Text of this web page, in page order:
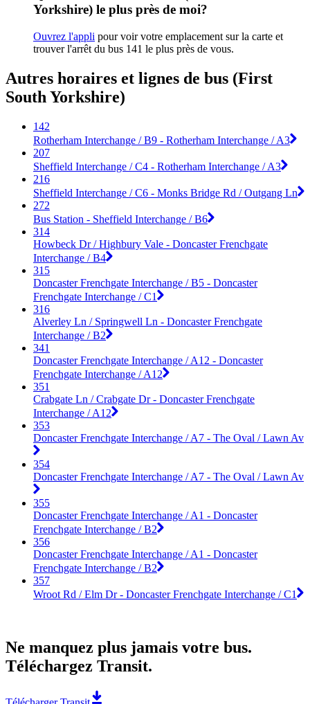
Yorkshire) le plus près de moi?
Ouvrez l'appli pour voir votre emplacement sur la carte et
trouver l'arrêt du bus 141 le plus près de vous.
Autres horaires et lignes de bus (First
South Yorkshire)
142
Rotherham Interchange / B9 - Rotherham Interchange / A3
207
Sheffield Interchange / C4 - Rotherham Interchange / A3
216
Sheffield Interchange / C6 - Monks Bridge Rd / Outgang Ln
272
Bus Station - Sheffield Interchange / B6
314
Howbeck Dr / Highbury Vale - Doncaster Frenchgate
Interchange / B4
315
Doncaster Frenchgate Interchange / B5 - Doncaster
Frenchgate Interchange / C1
316
Alverley Ln / Springwell Ln - Doncaster Frenchgate
Interchange / B2
341
Doncaster Frenchgate Interchange / A12 - Doncaster
Frenchgate Interchange / A12
351
Crabgate Ln / Crabgate Dr - Doncaster Frenchgate
Interchange / A12
353
Doncaster Frenchgate Interchange / A7 - The Oval / Lawn Av
354
Doncaster Frenchgate Interchange / A7 - The Oval / Lawn Av
355
Doncaster Frenchgate Interchange / A1 - Doncaster
Frenchgate Interchange / B2
356
Doncaster Frenchgate Interchange / A1 - Doncaster
Frenchgate Interchange / B2
357
Wroot Rd / Elm Dr - Doncaster Frenchgate Interchange / C1
Ne manquez plus jamais votre bus.
Téléchargez Transit.